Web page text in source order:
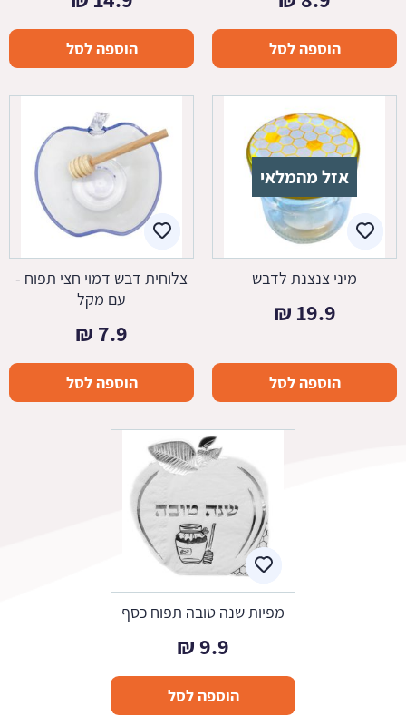
הוספה לסל הוספה לסל
אזל מהמלאי
מיני צנצנת לדבש
19.9
₪
הוספה לסל
צלוחית דבש דמוי חצי תפוח -
עם מקל
7.9
₪
הוספה לסל
מפיות שנה טובה תפוח כסף
9.9
₪
הוספה לסל